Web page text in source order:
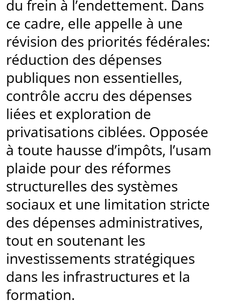
du frein à l’endettement. Dans
ce cadre, elle appelle à une
révision des priorités fédérales:
réduction des dépenses
publiques non essentielles,
contrôle accru des dépenses
liées et exploration de
privatisations ciblées. Opposée
à toute hausse d’impôts, l’usam
plaide pour des réformes
structurelles des systèmes
sociaux et une limitation stricte
des dépenses administratives,
tout en soutenant les
investissements stratégiques
dans les infrastructures et la
formation.